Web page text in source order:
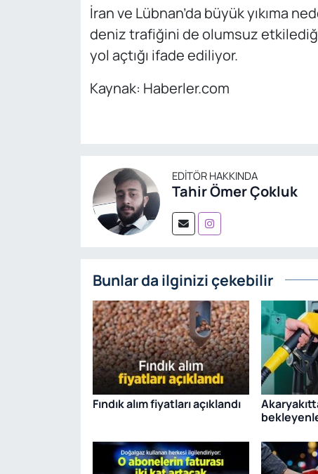
İran ve Lübnan’da büyük yıkıma
deniz trafiğini de olumsuz
yol açtığı ifade ediliyor.
Kaynak: Haberler.com
EDITÖR HAKKINDA
Tahir Ömer Çokluk
Bunlar da ilginizi çekebilir
Fındık alım fiyatları açıklandı